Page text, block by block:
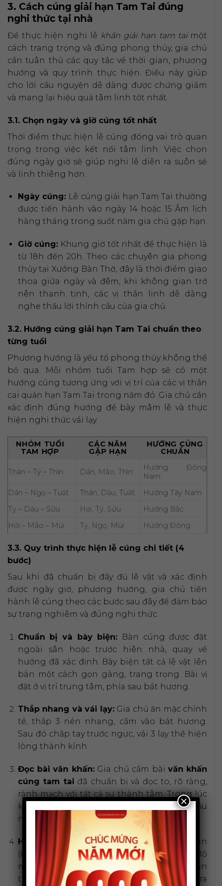
3. Cách cúng giải hạn Tam Tai đúng
nghi thức tại nhà
Để thực hiện nghi lễ khấn giải hạn tam taimột
cách trang trọng và đúng phong thủy, gia chủ
cần tuân thủ các quy tắc về thời gian, phương
hướng và quy trình thực hiện. Điều này giúp
cho lời cầu nguyện dễ dàng được chứng giám
và mang lại hiệu quả tâm linh tốt nhất.
3.1. Chọn ngày và giờ cúng tốt nhất
Thời điểm thực hiện lễ cúng đóng vai trò quan
trọng trong việc kết nối tâm linh. Việc chọn
đúng ngày giờ sẽ giúp nghi lễ diễn ra suôn sẻ
và linh thiêng hơn.
Ngày cúng: Lễ cúng giải hạn Tam Tai thường
được tiến hành vào ngày 14 hoặc 15 Âm lịch
hàng tháng trong suốt năm gia chủ gặp hạn.
Giờ cúng: Khung giờ tốt nhất để thực hiện là
từ 18h đến 20h. Theo các chuyên gia phong
thủy tại Xưởng Bàn Thờ, đây là thời điểm giao
thoa giữa ngày và đêm, khi không gian trở
nên thanh tịnh, các vị thần linh dễ dàng
nghe thấu lời thỉnh cầu của gia chủ.
3.2. Hướng cúng giải hạn Tam Tai chuẩn theo
từng tuổi
Phương hướng là yếu tố phong thủy không thể
bỏ qua. Mỗi nhóm tuổi Tam hợp sẽ có một
hướng cúng tương ứng với vị trí của các vị thần
cai quản hạn Tam Tai trong năm đó. Gia chủ cần
xác định đúng hướng để bày mâm lễ và thực
hiện nghi thức vái lạy.
NHÓM TUỔI
TAM HỢP
CÁC NĂM
GẶP HẠN
HƯỚNG CÚNG
CHUẨN
Thân – Tý – Thìn Dần, Mão, Thìn
Hướng Đông
Nam
Dần – Ngọ – Tuất
Thân, Dậu, Tuất
Hướng Tây Nam
Tỵ – Dậu – Sửu
Hợi, Tý, Sửu
Hướng Bắc
Hợi – Mão – Mùi
Tỵ, Ngọ, Mùi Hướng Đông
3.3. Quy trình thực hiện lễ cúng chi tiết (4
bước)
Sau khi đã chuẩn bị đầy đủ lễ vật và xác định
được ngày giờ, phương hướng, gia chủ tiến
hành lễ cúng theo các bước sau đây để đảm bảo
sự trang nghiêm và đúng nghi thức.
Chuẩn bị và bày biện: Bàn cúng được đặt
ngoài sân hoặc trước hiên nhà, quay về
hướng đã xác định. Bày biện tất cả lễ vật lên
bàn một cách gọn gàng, trang trọng. Bài vị
đặt ở vị trí trung tâm, phía sau bát hương.
Thắp nhang và vái lạy:Gia chủ ăn mặc chỉnh
tề, thắp 3 nén nhang, cắm vào bát hương.
Sau đó chắp tay trước ngực, vái 3 lạy thể hiện
lòng thành kính.
Đọc bài văn khấn:Gia chủ cầm bài văn khấn
cúng tam tai đã chuẩn bị và đọc to, rõ ràng,
rành mạch với tất cả sự thành tâm. Trong lúc
khấn, hãy tập trung tâm trí vào lời cầu
nguyện của mình.
Hóa vàng và kết thúc lễ:Sau khi hương tàn
(khoảng 2/3), gia chủ vái 3 lạy tạ lễ, sau đó
mang giấy tiền vàng mã, bài vị và hình nhân
thế mạng đi hóa. Gạo và muối được rắc ra
×